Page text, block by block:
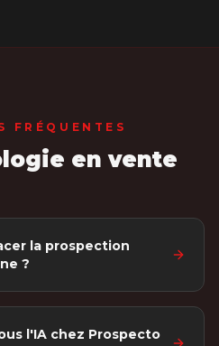
FRÉQUENTES
en vente
la prospection
?
l'IA chez Prospecto